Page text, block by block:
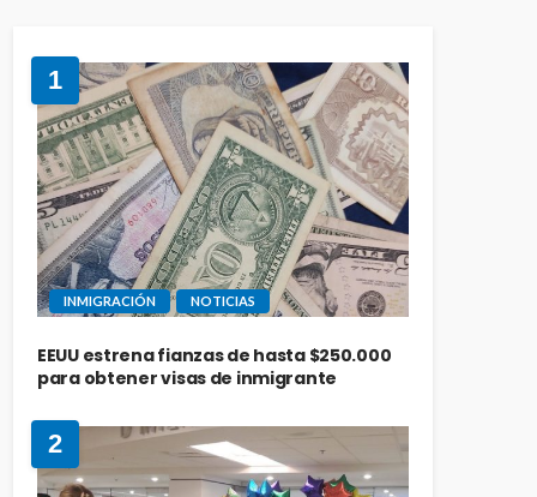
1
INMIGRACIÓN NOTICIAS
EEUU estrena fianzas de hasta $250.000
para obtener visas de inmigrante
2